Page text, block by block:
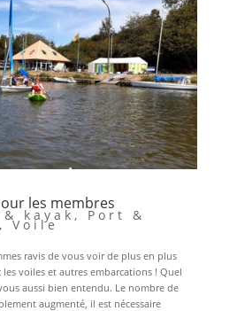
les membres
kayak , Port &
,Voile
ravis de vous voir de plus en plus
voiles et autres embarcations ! Quel
aussi bien entendu. Le nombre de
augmenté, il est nécessaire